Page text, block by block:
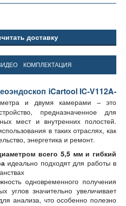
доставку
КОМПЛЕКТАЦИЯ
iCartool IC-V112A-
и двумя камерами – это
предназначенное для
мест и внутренних полостей.
в таких отраслях, как
энергетика и ремонт.
всего 5,5 мм и гибкий
идеально подходят для работы в
одновременного получения
углов значительно увеличивает
анализа, что особенно полезно